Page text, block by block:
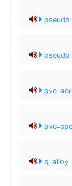
pseudo
pvc-
pvc-
q-alloy